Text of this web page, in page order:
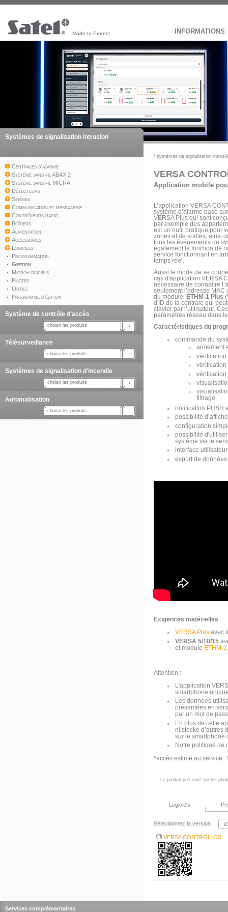
Made to Protect INFORMATIONS
Systèmes de signalisation intrusion
Centrales d'alarme
Système sans fil ABAX 2
Système sans fil MICRA
Détecteurs
Sirènes
Communication et messagerie
Contrôleurs radio
Boîtiers
Alimentation
Accessoires
Logiciels
Programmation
Gestion
Micro-logiciels
Pilotes
Outils
Programme d'édition
Système de contrôle d’accès
choisir les produits
Télésurveillance
choisir les produits
Systèmes de signalisation d'incendie
choisir les produits
Automatisation
choisir les produits
/ systèmes de signalisation
VERSA
Application mobile
L’application VERSA
système d’alarme basé
VERSA Plus qui sont
par exemple des
est un outil pratique pour
zones et de sorties, ainsi
tous les événements du
également la fonction de
service fonctionnant en
temps réel.
Aussi le mode de se
cas d'application VERSA
nécessaire de connaître
seulement l’adresse
du module
ETHM-1 Plus
d'ID de la centrale qui
clavier par l’utilisateur.
paramètres réseau dans
Caractéristiques du
commande du
armement
filtrage
notification PUSH
possibilité
configuration
possibilité
système via le
interface
export de
Exigences matérielles
VERSA Plus avec
VERSA 5/10/15
et module ETHM-
Attention :
L'application
smartphone
Les données
présentées en
par un mot de
En plus de cette
ni stocke d’autres
sur le smartphone
Notre politique de
*accès estimé au service :
Le produit présenté sur les
Logiciels
Sélectionnez la version :
VERSA CONTROL iOS
Services complémentaires